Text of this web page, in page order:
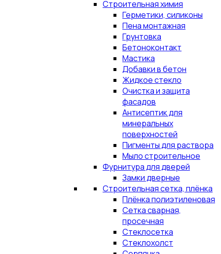
Строительная химия
Герметики, силиконы
Пена монтажная
Грунтовка
Бетоноконтакт
Мастика
Добавки в бетон
Жидкое стекло
Очистка и защита
фасадов
Антисептик для
минеральных
поверхностей
Пигменты для раствора
Мыло строительное
Фурнитура для дверей
Замки дверные
Строительная сетка, плёнка
Плёнка полиэтиленовая
Сетка сварная,
просечная
Стеклосетка
Стеклохолст